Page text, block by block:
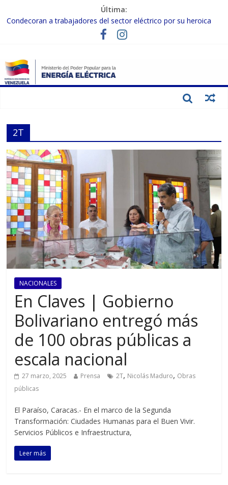
Última:
Condecoran a trabajadores del sector eléctrico por su heroica
labor tras el doble sismo del 24-J
Gobierno Nacional coordina acciones con el sector privado para
Inspeccionan trabajos de rehabilitación en instalaciones del SEN
en Carabobo
Gobierno Nacional activa plan preventivo para fortalecer el SEN
2T
NACIONALES
En Claves | Gobierno
Bolivariano entregó más
de 100 obras públicas a
escala nacional
27 marzo, 2025 Prensa 2T, Nicolás Maduro, Obras
públicas
El Paraíso, Caracas.- En el marco de la Segunda
Transformación: Ciudades Humanas para el Buen Vivir.
Servicios Públicos e Infraestructura,
Leer más